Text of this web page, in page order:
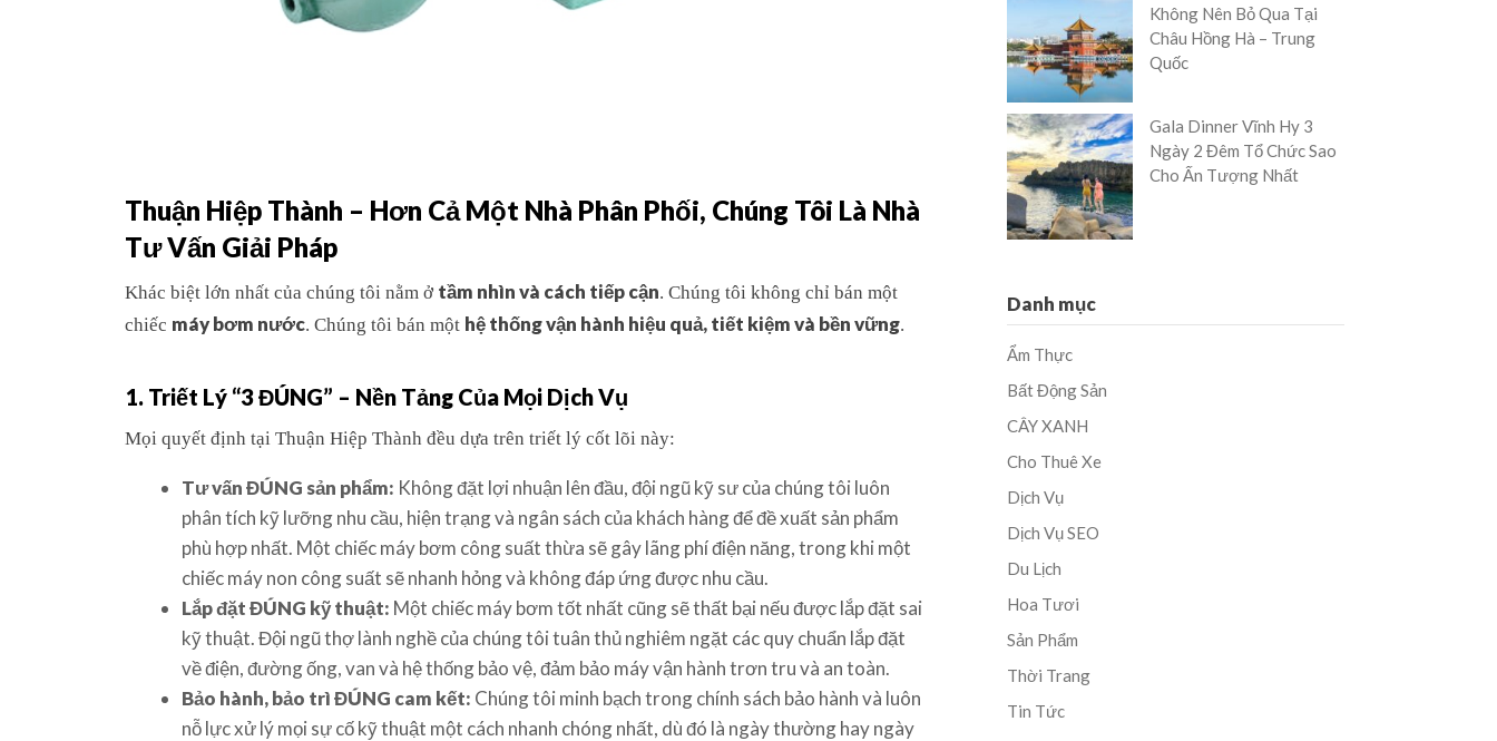
Thuận Hiệp Thành – Hơn Cả Một Nhà Phân Phối, Chúng Tôi Là Nhà
Tư Vấn Giải Pháp
Khác biệt lớn nhất của chúng tôi nằm ở tầm nhìn và cách tiếp cận. Chúng tôi không chỉ bán một
chiếc máy bơm nước. Chúng tôi bán một hệ thống vận hành hiệu quả, tiết kiệm và bền vững.
1. Triết Lý “3 ĐÚNG” – Nền Tảng Của Mọi Dịch Vụ
Mọi quyết định tại Thuận Hiệp Thành đều dựa trên triết lý cốt lõi này:
Tư vấn ĐÚNG sản phẩm: Không đặt lợi nhuận lên đầu, đội ngũ kỹ sư của chúng tôi luôn
phân tích kỹ lưỡng nhu cầu, hiện trạng và ngân sách của khách hàng để đề xuất sản phẩm
phù hợp nhất. Một chiếc máy bơm công suất thừa sẽ gây lãng phí điện năng, trong khi một
chiếc máy non công suất sẽ nhanh hỏng và không đáp ứng được nhu cầu.
Lắp đặt ĐÚNG kỹ thuật: Một chiếc máy bơm tốt nhất cũng sẽ thất bại nếu được lắp đặt sai
kỹ thuật. Đội ngũ thợ lành nghề của chúng tôi tuân thủ nghiêm ngặt các quy chuẩn lắp đặt
về điện, đường ống, van và hệ thống bảo vệ, đảm bảo máy vận hành trơn tru và an toàn.
Bảo hành, bảo trì ĐÚNG cam kết: Chúng tôi minh bạch trong chính sách bảo hành và luôn
nỗ lực xử lý mọi sự cố kỹ thuật một cách nhanh chóng nhất, dù đó là ngày thường hay ngày
Không Nên Bỏ Qua Tại
Châu Hồng Hà – Trung
Quốc
Gala Dinner Vĩnh Hy 3
Ngày 2 Đêm Tổ Chức Sao
Cho Ấn Tượng Nhất
Danh mục
Ẩm Thực
Bất Động Sản
CÂY XANH
Cho Thuê Xe
Dịch Vụ
Dịch Vụ SEO
Du Lịch
Hoa Tươi
Sản Phẩm
Thời Trang
Tin Tức